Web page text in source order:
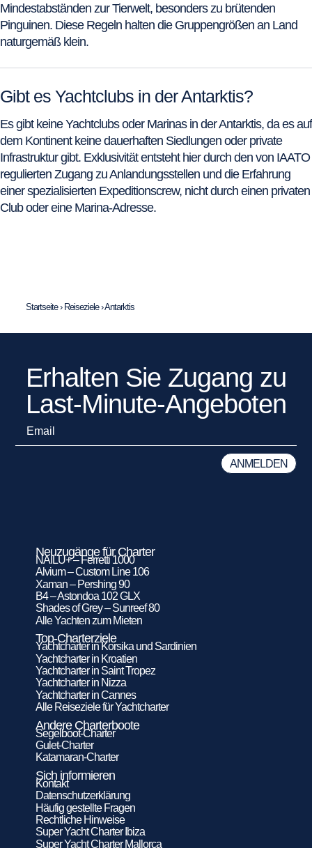
Mindestabständen zur Tierwelt, besonders zu brütenden
Pinguinen. Diese Regeln halten die Gruppengrößen an Land
naturgemäß klein.
Gibt es Yachtclubs in der Antarktis?
Es gibt keine Yachtclubs oder Marinas in der Antarktis, da es auf
dem Kontinent keine dauerhaften Siedlungen oder private
Infrastruktur gibt. Exklusivität entsteht hier durch den von IAATO
regulierten Zugang zu Anlandungsstellen und die Erfahrung
einer spezialisierten Expeditionscrew, nicht durch einen privaten
Club oder eine Marina-Adresse.
Startseite› Reiseziele›Antarktis
Erhalten Sie Zugang zu
Last-Minute-Angeboten
Neuzugänge für Charter
NAILU+ – Ferretti 1000
Alvium – Custom Line 106
Xaman – Pershing 90
B4 – Astondoa 102 GLX
Shades of Grey – Sunreef 80
Alle Yachten zum Mieten
Top-Charterziele
Yachtcharter in Korsika und Sardinien
Yachtcharter in Kroatien
Yachtcharter in Saint Tropez
Yachtcharter in Nizza
Yachtcharter in Cannes
Alle Reiseziele für Yachtcharter
Andere Charterboote
Segelboot-Charter
Gulet-Charter
Katamaran-Charter
Sich informieren
Kontakt
Datenschutzerklärung
Häufig gestellte Fragen
Rechtliche Hinweise
Super Yacht Charter Ibiza
Super Yacht Charter Mallorca